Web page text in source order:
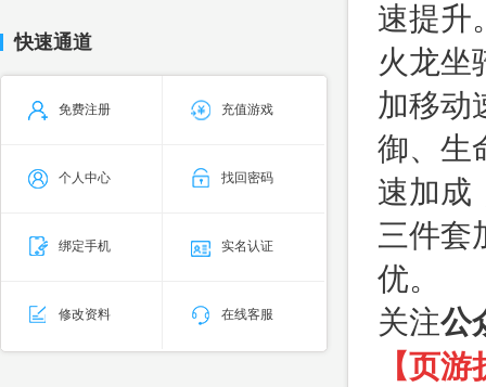
快速通道
免费注册 充值游戏
个人中心 找回密码
绑定手机 实名认证
修改资料 在线客服
速提升
火龙坐
加移动
御、生
速加成
三件套
优。
关注公
【页